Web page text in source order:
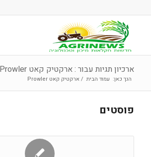
ארכיון תגיות עבור : ארקטיק קאט Prowler
הנך כאן: עמוד הבית / ארקטיק קאט Prowler
פוסטים